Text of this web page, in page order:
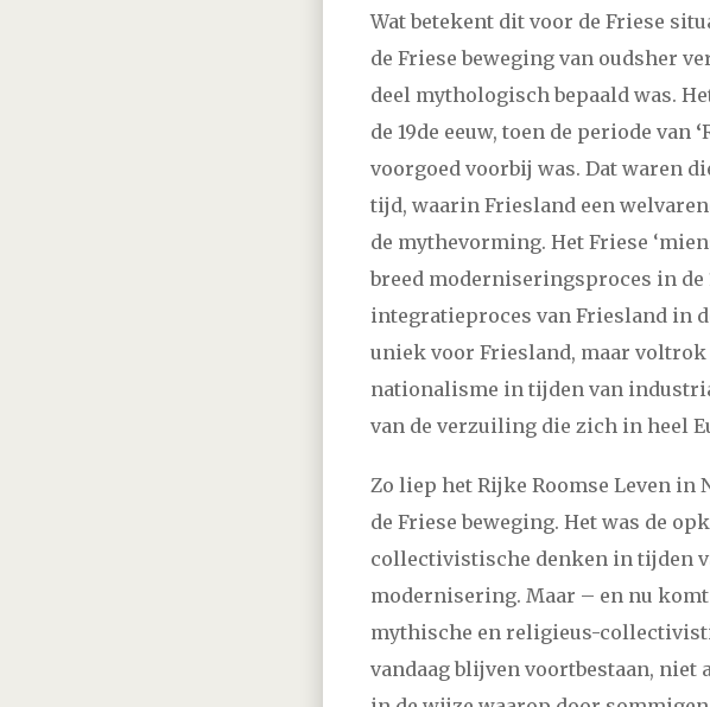
Wat betekent dit voor de Friese
de Friese beweging van oudsher
deel mythologisch bepaald was.
de 19de eeuw, toen de periode van ‘
voorgoed voorbij was. Dat waren
tijd, waarin Friesland een
de mythevorming. Het Friese
breed moderniseringsproces in de
integratieproces van Friesland in
uniek voor Friesland, maar
nationalisme in tijden van
van de verzuiling die zich in heel
Zo liep het Rijke Roomse Leven in
de Friese beweging. Het was de
collectivistische denken in tijden
modernisering. Maar – en nu
mythische en religieus-
vandaag blijven voortbestaan,